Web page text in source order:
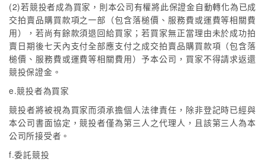
(2)若競投者成為買家，則本公司有權將此保證金自動轉化為已成
交拍賣品購買款項之一部（包含落槌價、服務費或運費等相關費
用），若尚有餘款須退回給買家；若買家無正當理由未於成功拍
賣日期後七天內支付全部應支付之成交拍賣品購買款項（包含落
槌價、服務費或運費等相關費用）予本公司，買家不得請求返還
競投保證金。
e.競投者為買家
競投者將被視為買家而須承擔個人法律責任，除非登記時已經與
本公司書面協定，競投者僅為第三人之代理人，且該第三人為本
公司所接受者。
f.委託競投